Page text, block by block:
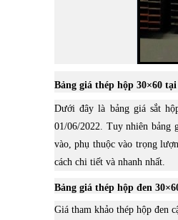
Bảng giá thép hộp 30×60
Dưới đây là bảng giá sắt
01/06/2022. Tuy nhiên bảng
vào, phụ thuộc vào trọng
cách chi tiết và nhanh nhất.
Bảng giá thép hộp đen
Giá tham khảo thép hộp đen